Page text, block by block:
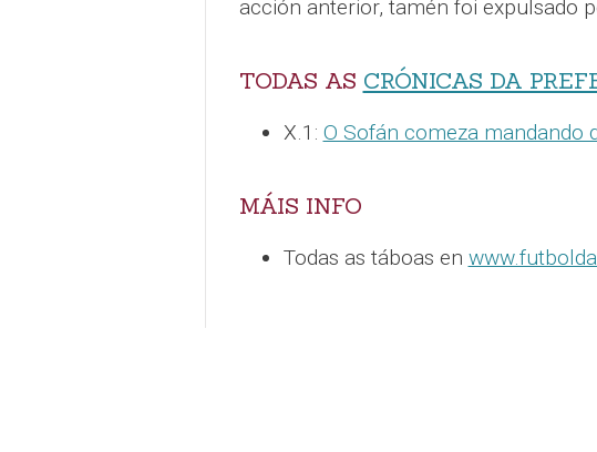
acción anterior, tamén foi expulsado
TODAS AS CRÓNICAS DA
X.1: O Sofán comeza mandando
MÁIS INFO
Todas as táboas en